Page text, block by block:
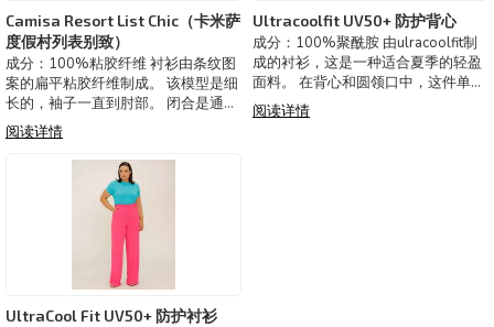
Camisa Resort List Chic（卡米萨
度假村列表别致）
成分：100%粘胶纤维 衬衫由条纹图
案的扁平粘胶纤维制成。 该模型是细
长的，袖子一直到肘部。 闭合是通过
纽扣。 度假村衬衫由飘逸轻盈的面料
制成，带有别致的图案。 多才多艺，
它通过不同的外观建议， 带来微妙而
清新的优雅。 巴西制造。 可选颜色
阅读详情
Ultracoolfit UV50+ 防护背心
成分：100%聚酰胺 由ulracoolfit制
成的衬衫，这是一种适合夏季的轻盈
面料。 在背心和圆领口中，这件单品
也非常适合进行体育锻炼。 透气面
料，采用UV 50+防护技术 巴西制
阅读详情
UltraCool Fit UV50+ 防护衬衫